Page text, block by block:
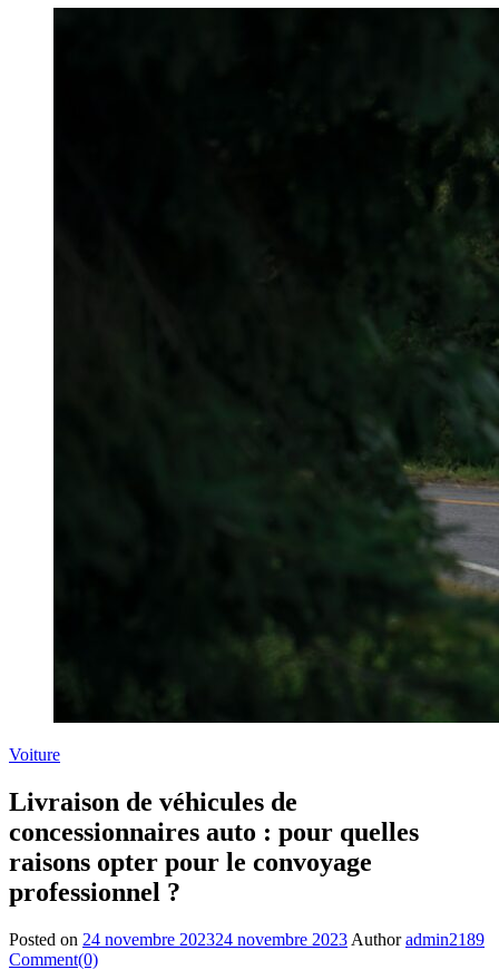
Voiture
Livraison de véhicules de
concessionnaires auto : pour quelles
raisons opter pour le convoyage
professionnel ?
Posted on 24 novembre 202324 novembre 2023 Author admin2189
Comment(0)